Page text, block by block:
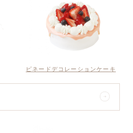
ピネードデコレーションケーキ